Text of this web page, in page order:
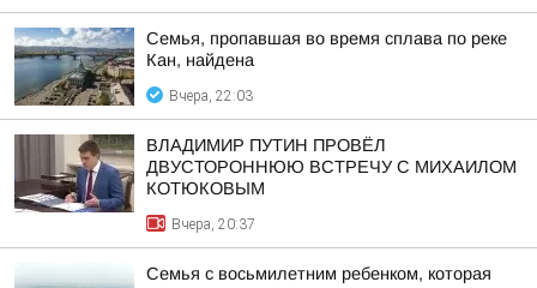
Семья, пропавшая во время сплава по реке
Кан, найдена
Вчера, 22:03
ВЛАДИМИР ПУТИН ПРОВЁЛ
ДВУСТОРОННЮЮ ВСТРЕЧУ С МИХАИЛОМ
КОТЮКОВЫМ
Вчера, 20:37
Семья с восьмилетним ребенком, которая